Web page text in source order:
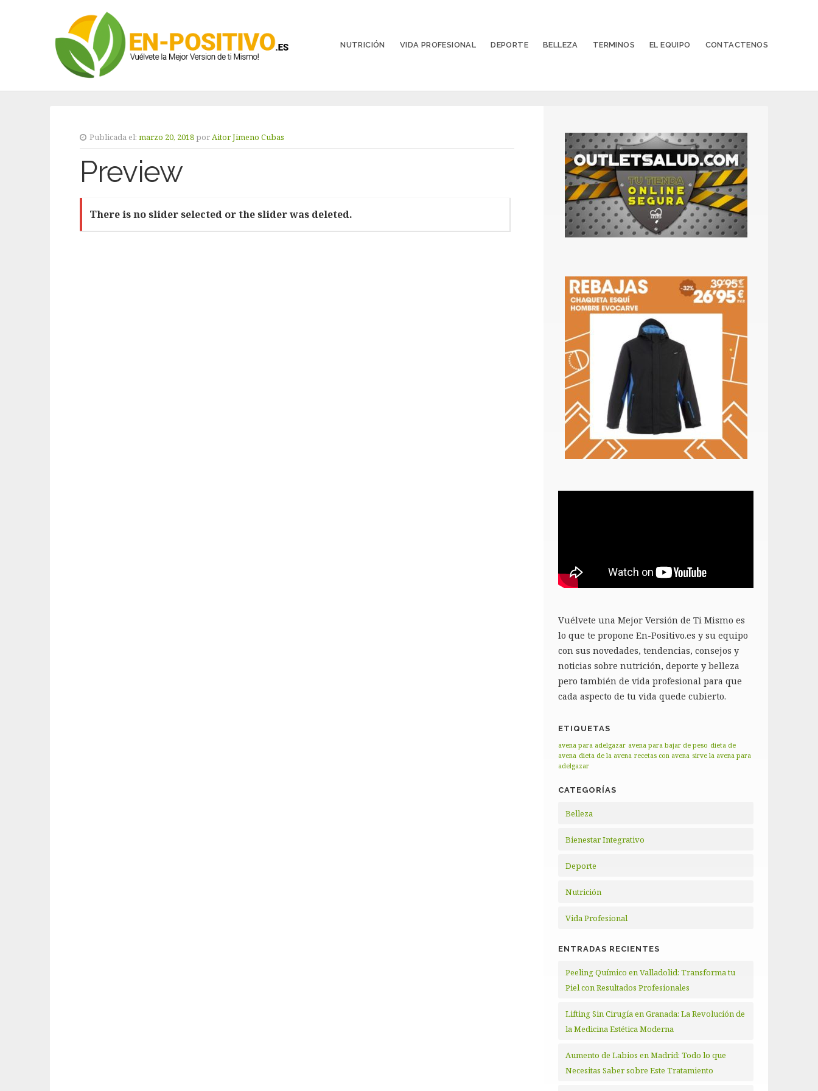
NUTRICIÓN VIDA PROFESIONAL DEPORTE BELLEZA TERMINOS EL EQUIPO CONTACTENOS
Publicada el: marzo 20, 2018porAitor Jimeno Cubas
Preview
There is no slider selected or the slider was deleted.
Vuélvete una Mejor Versión de Ti Mismo es
lo que te propone En-Positivo.es y su equipo
con sus novedades, tendencias, consejos y
noticias sobre nutrición, deporte y belleza
pero también de vida profesional para que
cada aspecto de tu vida quede cubierto.
ETIQUETAS
avena para adelgazar avena para bajar de peso dieta de
avena dieta de la avena recetas con avena sirve la avena para
adelgazar
CATEGORÍAS
Belleza
Bienestar Integrativo
Deporte
Nutrición
Vida Profesional
ENTRADAS RECIENTES
Peeling Químico en Valladolid: Transforma tu
Piel con Resultados Profesionales
Lifting Sin Cirugía en Granada: La Revolución de
la Medicina Estética Moderna
Aumento de Labios en Madrid: Todo lo que
Necesitas Saber sobre Este Tratamiento